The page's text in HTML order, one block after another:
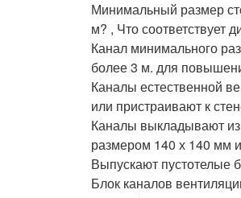
Минимальный размер
м? , Что соответствует
Канал минимального
более 3 м. для
Каналы естественной
или пристраивают к
Каналы выкладывают из
размером 140 х 140 мм
Выпускают пустотелые
Блок каналов